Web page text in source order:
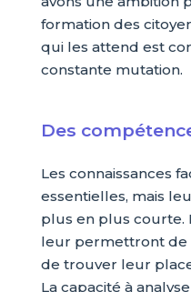
formation des
qui les attend est
constante mutation.
Des
Les connaissances
essentielles, mais
plus en plus courte.
leur permettront de
de trouver leur
La capacité à